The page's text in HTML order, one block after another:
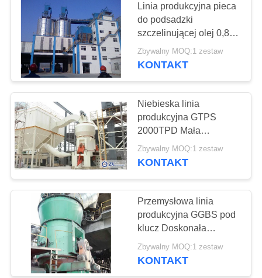
NAS
WYCIECZKA
PO
FABRYCE
KONTROLA
JAKOŚCI
SKONTAKTUJ
NAMI
Linia produkcyjna pieca
do podsadzki
szczelinującej olej 0,8-
105 T / H Wygodna
konserwacja
Zbywalny MOQ:1 zestaw
KONTAKT
Niebieska linia
produkcyjna GTPS
2000TPD Mała
przestrzeń podłogowa
Niskie zużycie energii
Zbywalny MOQ:1 zestaw
KONTAKT
Przemysłowa linia
produkcyjna GGBS pod
klucz Doskonała
wydajność Stabilne
działanie
Zbywalny MOQ:1 zestaw
KONTAKT